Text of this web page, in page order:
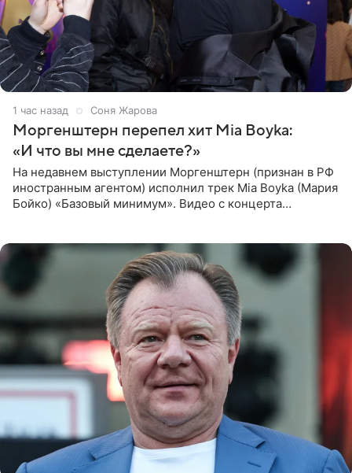
1 час назад Соня Жарова
Моргенштерн перепел хит Mia Boyka:
«И что вы мне сделаете?»
На недавнем выступлении Моргенштерн (признан в РФ
иностранным агентом) исполнил трек Mia Boyka (Мария
Бойко) «Базовый минимум». Видео с концерта